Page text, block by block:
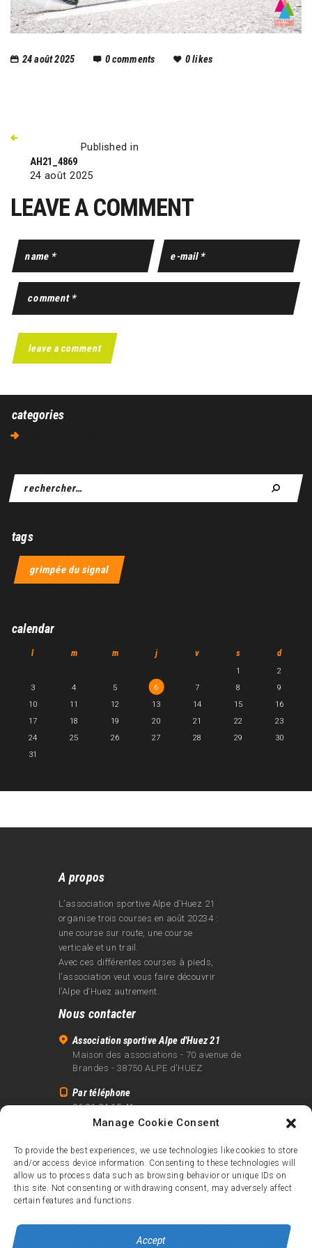
Manage Cookie Consent
To provide the best experiences, we use technologies like cookies to store
and/or access device information. Consenting to these technologies will
allow us to process data such as browsing behavior or unique IDs on
this site. Not consenting or withdrawing consent, may adversely affect
certain features and functions.
Accept
24 août 2025 0comments 0likes
Published in
AH21_4869
24 août 2025
LEAVE A COMMENT
categories
tags
grimpée du signal
calendar
l m m j v s d
1
2
3
4 5 6 7 8
9
10
11 12 13 14 15
16
17
18 19 20 21 22
23
24
25 26 27 28 29
30
31
A propos
L’association sportive Alpe d’Huez 21
organise trois courses en août 20234 :
une course sur route, une course
verticale et un trail.
Avec ces différentes courses à pieds,
l’association veut vous faire découvrir
l’Alpe d‘Huez autrement.
Nous contacter
Association sportive Alpe d'Huez 21
Maison des associations - 70 avenue de
Brandes - 38750 ALPE d'HUEZ
Par téléphone
06 81 24 15 41
info@alpe21.fr
Mentions légales
Contact
crédits